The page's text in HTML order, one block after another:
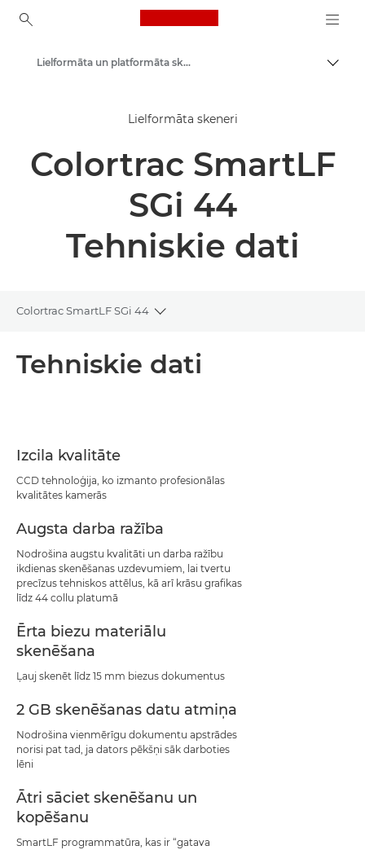
Canon Logo, back to
Risinājumi un pakalpojumi
Produkti uzņēmumiem
Lielformāta un platformāta skeneri
Lielformāta skeneri
Colortrac SmartLF
SGi 44
Tehniskie dati
Colortrac SmartLF SGi 44
Toggle breadcrumbs
Tehniskie dati
Izcila kvalitāte
CCD tehnoloģija, ko izmanto profesionālas
kvalitātes kamerās
Augsta darba ražība
Nodrošina augstu kvalitāti un darba ražību
ikdienas skenēšanas uzdevumiem, lai tvertu
precīzus tehniskos attēlus, kā arī krāsu grafikas
līdz 44 collu platumā
Ērta biezu materiālu
skenēšana
Ļauj skenēt līdz 15 mm biezus dokumentus
2 GB skenēšanas datu atmiņa
Nodrošina vienmērīgu dokumentu apstrādes
norisi pat tad, ja dators pēkšņi sāk darboties
lēni
Ātri sāciet skenēšanu un
kopēšanu
SmartLF programmatūra, kas ir “gatava